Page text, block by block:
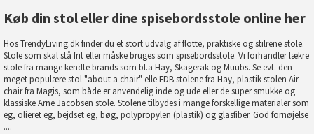
Køb din stol eller dine spisebordsstole online her
Hos TrendyLiving.dk finder du et stort udvalg af flotte, praktiske og stilrene stole.
Stole som skal stå frit eller måske bruges som spisebordsstole. Vi forhandler lækre
stole fra mange kendte brands som bl.a Hay, Skagerak og Muubs. Se evt. den
meget populære stol "about a chair" elle FDB stolene fra Hay, plastik stolen Air-
chair fra Magis, som både er anvendelig inde og ude eller de super smukke og
klassiske Arne Jacobsen stole. Stolene tilbydes i mange forskellige materialer som
eg, olieret eg, bejdset eg, bøg, polypropylen (plastik) og glasfiber. God fornøjelse
....